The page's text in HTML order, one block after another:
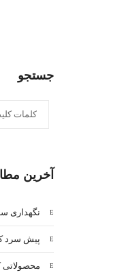
جستجو
آخرین
نگهداری
پیش سرد
محصولاتی